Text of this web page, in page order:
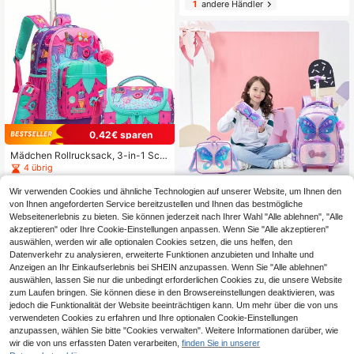
0,42€ sparen
Mädchen Rollrucksack, 3-in-1 Sch
ultasche mit Umhängetasche und F
edermäppchen, süßer Rollrucksack
für Schüler, Doppelnutzen Rucksac
k mit leisen Rollen und Teleskopgrif
f
4 übrig
77,57€77,99€
1andere Händler
Mädchen Rollrucksack, inklusive U
mhängetasche und Federmäppche
n, 3-teiliges Schulanfang Rucksack
Set
27 übrig
95,22€
Wir verwenden Cookies und ähnliche Technologien auf unserer Website, um Ihnen den
von Ihnen angeforderten Service bereitzustellen und Ihnen das bestmögliche
Webseitenerlebnis zu bieten. Sie können jederzeit nach Ihrer Wahl "Alle ablehnen", "Alle
akzeptieren" oder Ihre Cookie-Einstellungen anpassen. Wenn Sie "Alle akzeptieren"
auswählen, werden wir alle optionalen Cookies setzen, die uns helfen, den
Datenverkehr zu analysieren, erweiterte Funktionen anzubieten und Inhalte und
Anzeigen an Ihr Einkaufserlebnis bei SHEIN anzupassen. Wenn Sie "Alle ablehnen"
auswählen, lassen Sie nur die unbedingt erforderlichen Cookies zu, die unsere Website
zum Laufen bringen. Sie können diese in den Browsereinstellungen deaktivieren, was
jedoch die Funktionalität der Website beeinträchtigen kann. Um mehr über die von uns
verwendeten Cookies zu erfahren und Ihre optionalen Cookie-Einstellungen
anzupassen, wählen Sie bitte "Cookies verwalten". Weitere Informationen darüber, wie
wir die von uns erfassten Daten verarbeiten, finden Sie in unserer